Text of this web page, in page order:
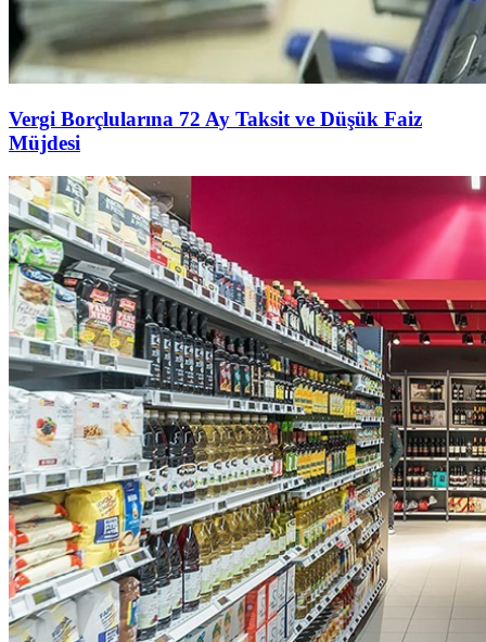
Vergi Borçlularına 72 Ay Taksit ve Düşük Faiz
Müjdesi